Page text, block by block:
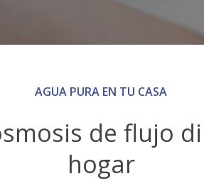
AGUA PURA EN TU CASA
de flujo
hogar